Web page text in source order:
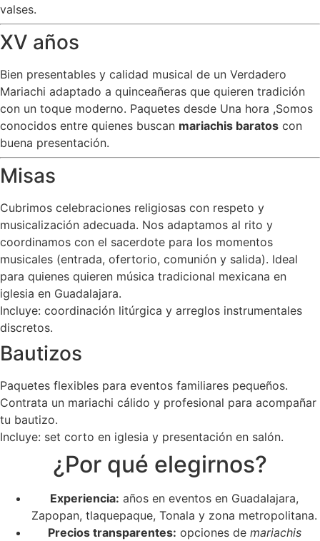
valses.
XV años
Bien presentables y calidad musical de un Verdadero
Mariachi adaptado a quinceañeras que quieren tradición
con un toque moderno. Paquetes desde Una hora ,Somos
conocidos entre quienes buscan mariachis baratos con
buena presentación.
Misas
Cubrimos celebraciones religiosas con respeto y
musicalización adecuada. Nos adaptamos al rito y
coordinamos con el sacerdote para los momentos
musicales (entrada, ofertorio, comunión y salida). Ideal
para quienes quieren música tradicional mexicana en
iglesia en Guadalajara.
Incluye: coordinación litúrgica y arreglos instrumentales
discretos.
Bautizos
Paquetes flexibles para eventos familiares pequeños.
Contrata un mariachi cálido y profesional para acompañar
tu bautizo.
Incluye: set corto en iglesia y presentación en salón.
¿Por qué elegirnos?
Experiencia: años en eventos en Guadalajara,
Zapopan, tlaquepaque, Tonala y zona metropolitana.
Precios transparentes: opciones de mariachis